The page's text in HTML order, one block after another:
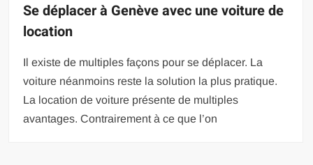
Se déplacer à Genève avec une voiture de
location
Il existe de multiples façons pour se déplacer. La
voiture néanmoins reste la solution la plus pratique.
La location de voiture présente de multiples
avantages. Contrairement à ce que l’on